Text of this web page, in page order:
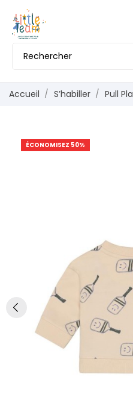
Accueil S’habiller Pull
ÉCONOMISEZ 50%